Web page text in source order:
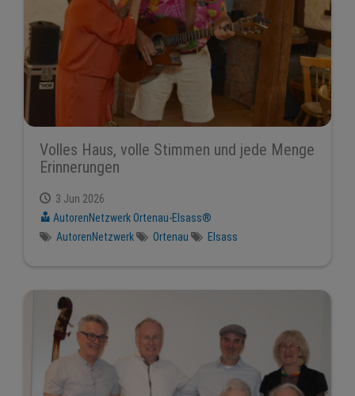
Volles Haus, volle Stimmen und jede Menge
Erinnerungen
3 Jun 2026
AutorenNetzwerk Ortenau-Elsass®
AutorenNetzwerk
Ortenau Elsass